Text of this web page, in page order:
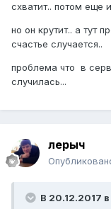
схватит.. потом еще
но он крутит.. а тут
счастье случается..
проблема что в
случилась...
лерыч
В 20.12.2017